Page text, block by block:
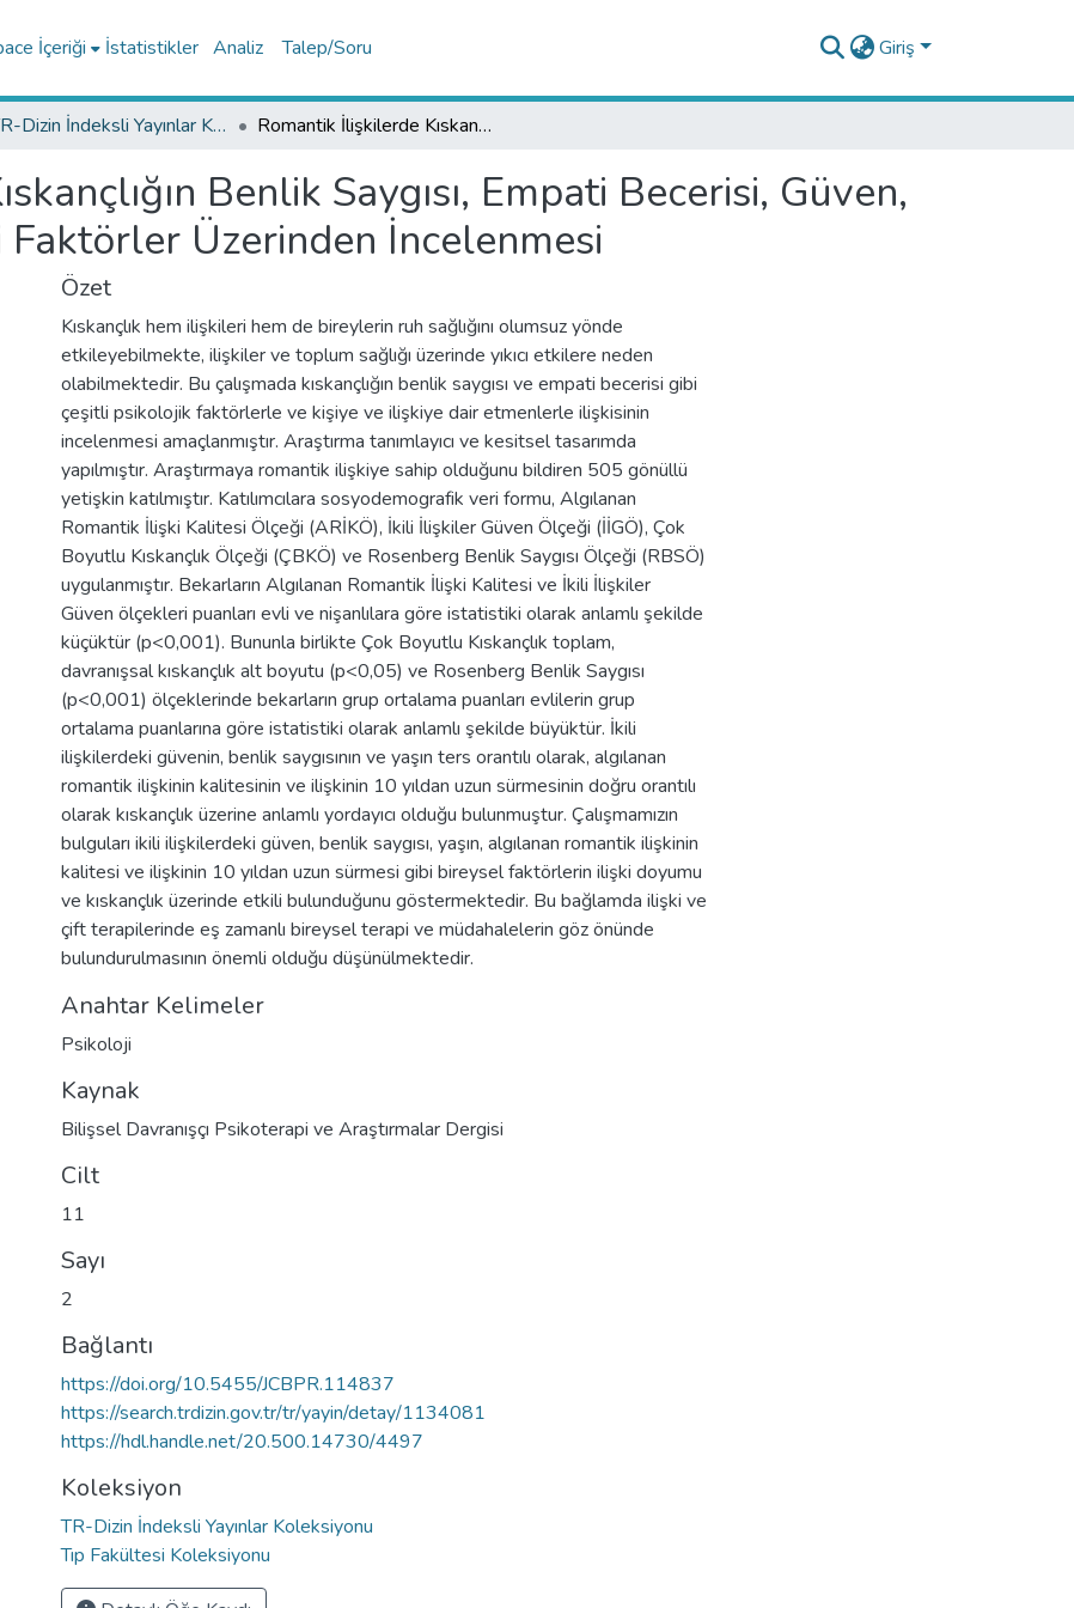
İçeriği İstatistikler Analiz Talep/Soru Giriş
TR-Dizin İndeksli Yayınlar Koleksiyonu Romantik İlişkilerde Kıskançlığın Benlik Saygısı, Empati Becerisi, Güven, İlişki kalitesi ve Çeşitli Faktörler Üzerinden İncelenmesi
Benlik Saygısı, Empati Becerisi, Güven,
Üzerinden İncelenmesi
Özet
Kıskançlık hem ilişkileri hem de bireylerin ruh sağlığını olumsuz yönde
etkileyebilmekte, ilişkiler ve toplum sağlığı üzerinde yıkıcı etkilere neden
olabilmektedir. Bu çalışmada kıskançlığın benlik saygısı ve empati becerisi gibi
çeşitli psikolojik faktörlerle ve kişiye ve ilişkiye dair etmenlerle ilişkisinin
incelenmesi amaçlanmıştır. Araştırma tanımlayıcı ve kesitsel tasarımda
yapılmıştır. Araştırmaya romantik ilişkiye sahip olduğunu bildiren 505 gönüllü
yetişkin katılmıştır. Katılımcılara sosyodemografik veri formu, Algılanan
Romantik İlişki Kalitesi Ölçeği (ARİKÖ), İkili İlişkiler Güven Ölçeği (İİGÖ), Çok
Boyutlu Kıskançlık Ölçeği (ÇBKÖ) ve Rosenberg Benlik Saygısı Ölçeği (RBSÖ)
uygulanmıştır. Bekarların Algılanan Romantik İlişki Kalitesi ve İkili İlişkiler
Güven ölçekleri puanları evli ve nişanlılara göre istatistiki olarak anlamlı şekilde
küçüktür (p<0,001). Bununla birlikte Çok Boyutlu Kıskançlık toplam,
davranışsal kıskançlık alt boyutu (p<0,05) ve Rosenberg Benlik Saygısı
(p<0,001) ölçeklerinde bekarların grup ortalama puanları evlilerin grup
ortalama puanlarına göre istatistiki olarak anlamlı şekilde büyüktür. İkili
ilişkilerdeki güvenin, benlik saygısının ve yaşın ters orantılı olarak, algılanan
romantik ilişkinin kalitesinin ve ilişkinin 10 yıldan uzun sürmesinin doğru orantılı
olarak kıskançlık üzerine anlamlı yordayıcı olduğu bulunmuştur. Çalışmamızın
bulguları ikili ilişkilerdeki güven, benlik saygısı, yaşın, algılanan romantik ilişkinin
kalitesi ve ilişkinin 10 yıldan uzun sürmesi gibi bireysel faktörlerin ilişki doyumu
ve kıskançlık üzerinde etkili bulunduğunu göstermektedir. Bu bağlamda ilişki ve
çift terapilerinde eş zamanlı bireysel terapi ve müdahalelerin göz önünde
bulundurulmasının önemli olduğu düşünülmektedir.
Anahtar Kelimeler
Psikoloji
Kaynak
Bilişsel Davranışçı Psikoterapi ve Araştırmalar Dergisi
Cilt
11
Sayı
2
Bağlantı
https://doi.org/10.5455/JCBPR.114837
https://search.trdizin.gov.tr/tr/yayin/detay/1134081
https://hdl.handle.net/20.500.14730/4497
Koleksiyon
TR-Dizin İndeksli Yayınlar Koleksiyonu
Tıp Fakültesi Koleksiyonu